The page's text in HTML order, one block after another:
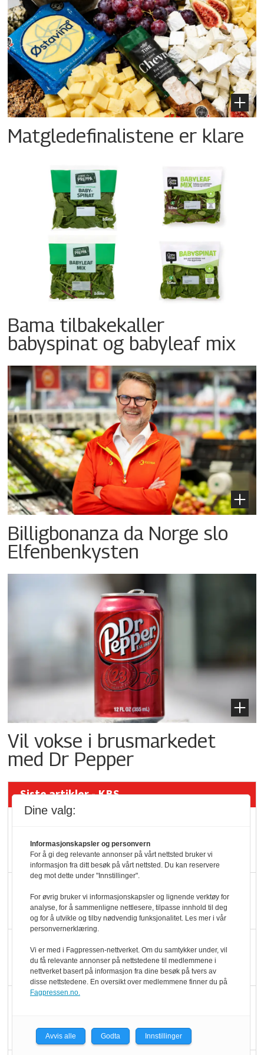
Matgledefinalistene er klare
Bama tilbakekaller
babyspinat og babyleaf mix
Billigbonanza da Norge slo
Elfenbenkysten
Vil vokse i brusmarkedet
med Dr Pepper
Siste artikler - KBS
pris når elbilister
velger ladestopp
Ti bensinstasjoner
legger ned hver måned
Potetball, kylling og 98
oktan
serveringstilbud
Dine valg:
Informasjonskapsler og personvern
For å gi deg relevante annonser på vårt nettsted bruker vi
informasjon fra ditt besøk på vårt nettsted. Du kan reservere
deg mot dette under "Innstillinger".
For øvrig bruker vi informasjonskapsler og lignende verktøy for
analyse, for å sammenligne nettlesere, tilpasse innhold til deg
og for å utvikle og tilby nødvendig funksjonalitet. Les mer i vår
personvernerklæring.
Vi er med i Fagpressen-nettverket. Om du samtykker under, vil
du få relevante annonser på nettstedene til medlemmene i
nettverket basert på informasjon fra dine besøk på tvers av
disse nettstedene. En oversikt over medlemmene finner du på
Fagpressen.no.
Avvis alle Godta Innstillinger